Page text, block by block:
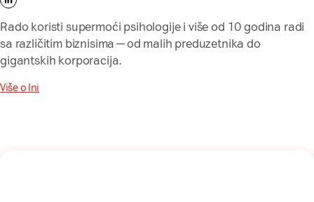
Rado koristi supermoći psihologije i više od 10 godina radi
sa različitim biznisima — od malih preduzetnika do
gigantskih korporacija.
Više o Ini